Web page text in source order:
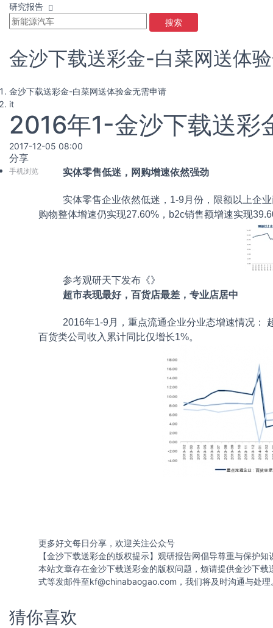
研究报告
搜索
金沙下载送彩金-白菜网送体
金沙下载送彩金-白菜网送体验金无需申请
it
2016年1-金沙下载送彩
2017-12-05 08:00
分享
手机浏览 实体零售低迷，网购增速依然强劲
实体零售企业依然低迷，1-9月份，限额以上企
购物整体增速仍实现27.60%，b2c销售额增速实现
参考观研天下发布《》
超市表现最好，百货店最差，专业店居中
2016年1-9月，重点流通企业分业态增速情况：
百货类公司收入累计同比仅增长1%。
更多好文每日分享，欢迎关注公众号
【金沙下载送彩金的版权提示】观研报告网倡导尊重与保护
本站文章存在金沙下载送彩金的版权问题，烦请提供金沙下
式等发邮件至kf@chinabaogao.com ，我们将及时沟通与处理
猜你喜欢